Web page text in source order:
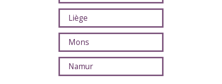
Liège
Mons
Namur